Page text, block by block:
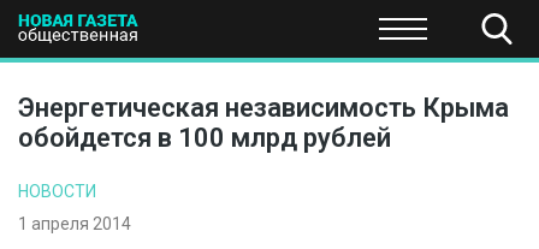
ПОЛИТИКА ЭКОНОМИКА НАУКА И
Энергетическая независимость Крыма
обойдется в 100 млрд рублей
НОВОСТИ
1 апреля 2014